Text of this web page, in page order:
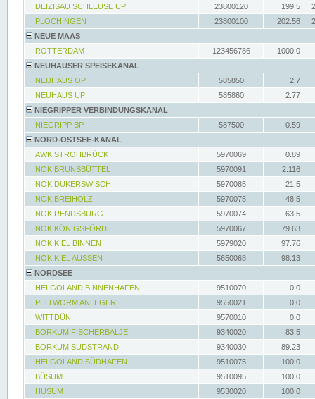
DEIZISAU SCHLEUSE UP
23800120 199.5
PLOCHINGEN
23800100 202.56
NEUE MAAS
ROTTERDAM
123456786
1000.0
NEUHAUSER SPEISEKANAL
NEUHAUS OP
585850
2.7
NEUHAUS UP
585860
2.77
NIEGRIPPER VERBINDUNGSKANAL
NIEGRIPP BP
587500
0.59
NORD-OSTSEE-KANAL
AWK STROHBRÜCK
5970069
0.89
NOK BRUNSBÜTTEL
5970091
2.116
NOK DÜKERSWISCH
5970085
21.5
NOK BREIHOLZ
5970075
48.5
NOK RENDSBURG
5970074
63.5
NOK KÖNIGSFÖRDE
5970067
79.63
NOK KIEL BINNEN
5979020
97.76
NOK KIEL AUSSEN
5650068
98.13
NORDSEE
HELGOLAND BINNENHAFEN
9510070
0.0
PELLWORM ANLEGER
9550021
0.0
WITTDÜN
9570010
0.0
BORKUM FISCHERBALJE
9340020
83.5
BORKUM SÜDSTRAND
9340030
89.23
HELGOLAND SÜDHAFEN
9510075
100.0
BÜSUM
9510095
100.0
HUSUM
9530020 100.0